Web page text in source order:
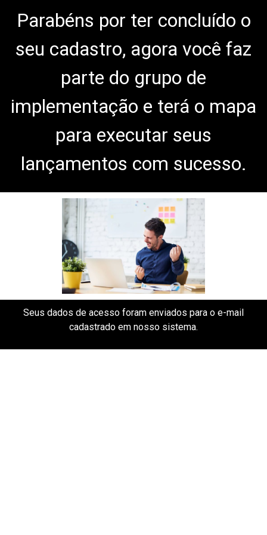
Parabéns por ter concluído o
seu cadastro, agora você faz
parte do grupo de
implementação e terá o mapa
para executar seus
lançamentos com sucesso.
Seus dados de acesso foram enviados para o e-mail
cadastrado em nosso sistema.